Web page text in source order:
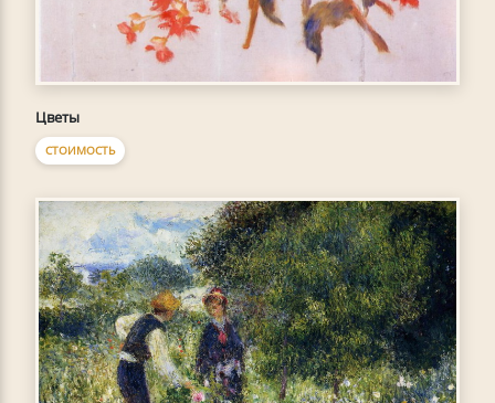
Цветы
СТОИМОСТЬ